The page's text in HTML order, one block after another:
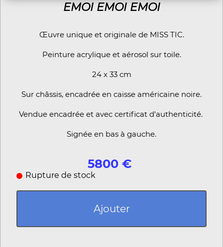
EMOI EMOI EMOI
Œuvre unique et originale de MISS TIC.
Peinture acrylique et aérosol sur toile.
24 x 33 cm
Sur châssis, encadrée en caisse américaine noire.
Vendue encadrée et avec certificat d'authenticité.
Signée en bas à gauche.
5800 €
Rupture de stock
Ajouter